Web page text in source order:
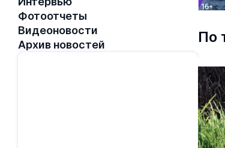
Фотоотчеты
Видеоновости
Архив новостей
По